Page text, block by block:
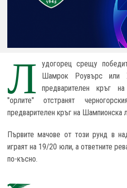
Л
удогорец срещу
Шамрок Роувърс или
предварителен кръг
"орлите" отстранят
предварителен кръг на Шампионска
Първите мачове от този рунд в
играят на 19/20 юли, а ответните
по-късно.